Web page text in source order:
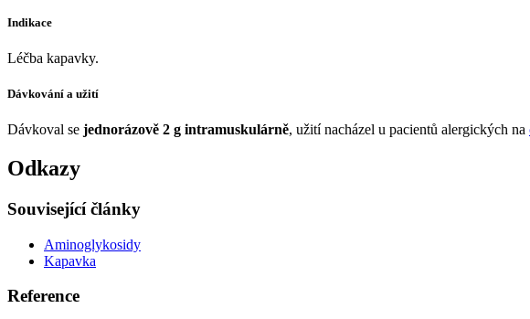
Indikace
Léčba kapavky.
Dávkování a užití
Dávkoval se jednorázově 2 g intramuskulárně, užití nacházel u pacientů alergických na
Odkazy
Související články
Aminoglykosidy
Kapavka
Reference